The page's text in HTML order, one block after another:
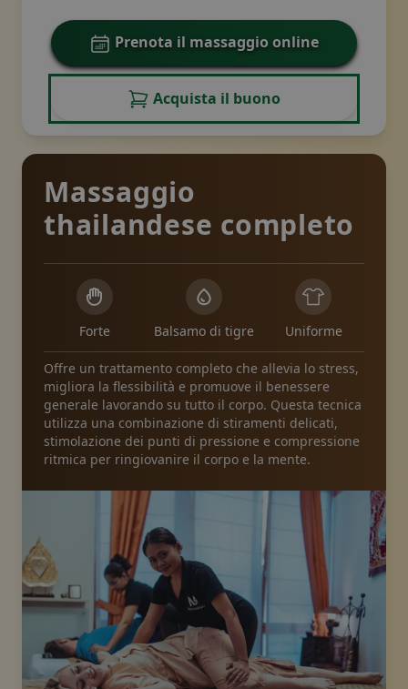
Prenota il massaggio online
Acquista il buono
Massaggio
thailandese completo
Forte Balsamo di tigre Uniforme
Offre un trattamento completo che allevia lo stress,
migliora la flessibilità e promuove il benessere
generale lavorando su tutto il corpo. Questa tecnica
utilizza una combinazione di stiramenti delicati,
stimolazione dei punti di pressione e compressione
ritmica per ringiovanire il corpo e la mente.